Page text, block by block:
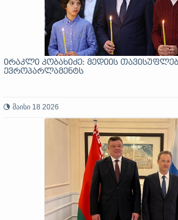
ირაკლი კობახიძე: მედიის
ევროპარლამენტს
მაისი 18 2026